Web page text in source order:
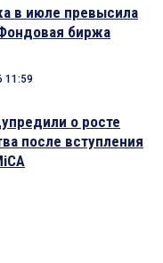
в июле превысила
биржа
11:59
о росте
после вступления